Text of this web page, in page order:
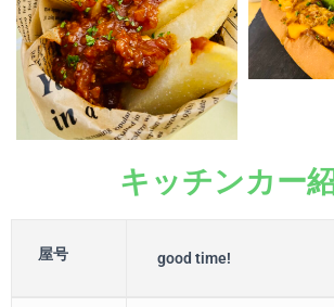
キッチンカー
屋号 good time!